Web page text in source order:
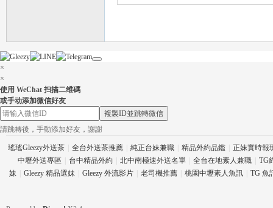
×
×
使用 WeChat 扫描二维碼
或手动添加微信好友
複製ID並跳轉微信
請跳轉後，手動添加好友，謝謝
瑤瑤Gleezy外送茶 全台外送茶推薦 純正台妹兼職 精品外約品鑑
正妹實時報
中壢外送專區
台中精品外約 北中南極速外送名單 全台在地素人兼職
TG
妹
Gleezy 精品選妹 Gleezy 外流影片 老司機推薦 桃園中壢素人魚訊 TG 魚